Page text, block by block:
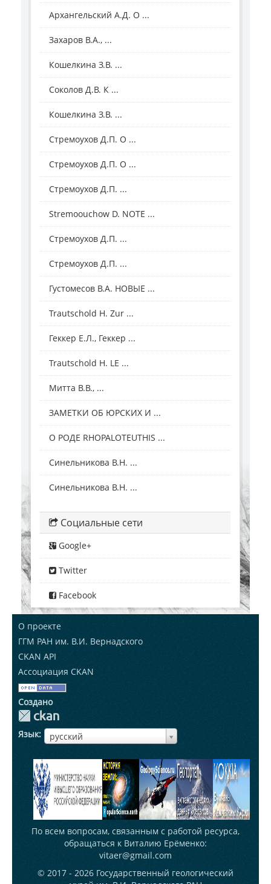
Архангельский А.Д. О ...
Захаров В.А., ...
Кошелкина З.В. ...
Соколов Д.В. К ...
Кошелкина З.В. ...
Стремоухов Д.П. О ...
Стремоухов Д.П. О ...
Стремоухов Д.П. ...
Stremoouсhow D. NOTE ...
Стремоухов Д.П. ...
Стремоухов Д.П. ...
Густомесов В.А. НОВЫЕ ...
Trautschold H. Zur ...
Геккер Е.Л., Геккер ...
Trautschold H. LE ...
Митта В.В., ...
ЗАМЕТКИ ОБ ЮРСКИХ И ...
О РОДЕ RHOPALOTEUTHIS ...
Синельникова В.Н. ...
Синельникова В.Н. ...
Социальные сети
Google+
Twitter
Facebook
О проекте
ГГМ РАН им. В.И. Вернадского
CKAN API
Ассоциация CKAN
Создано
Язык русский
ЯзыкЯзык
По всем вопросам, связанным с работой ресурса,
обращаться к Виталию Ерёменко:
vitaer@gmail.com
© 2017 - 2026 Государственный геологический